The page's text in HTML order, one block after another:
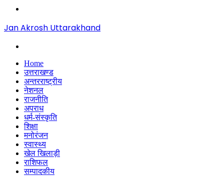
Jan Akrosh Uttarakhand
Home
उत्तराखण्ड
अन्तरराष्ट्रीय
नेशनल
राजनीति
अपराध
धर्म-संस्कृति
शिक्षा
मनोरंजन
स्वास्थ्य
खेल खिलाड़ी
राशिफल
सम्पादकीय